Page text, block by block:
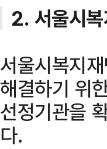
2. 서울시
서울시복지
해결하기 위
선정기관을
다.